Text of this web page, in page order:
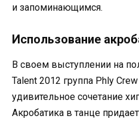
и запоминающимся.
Использование
В своем выступлении на
Talent 2012 группа Phly
удивительное сочетание
Акробатика в танце